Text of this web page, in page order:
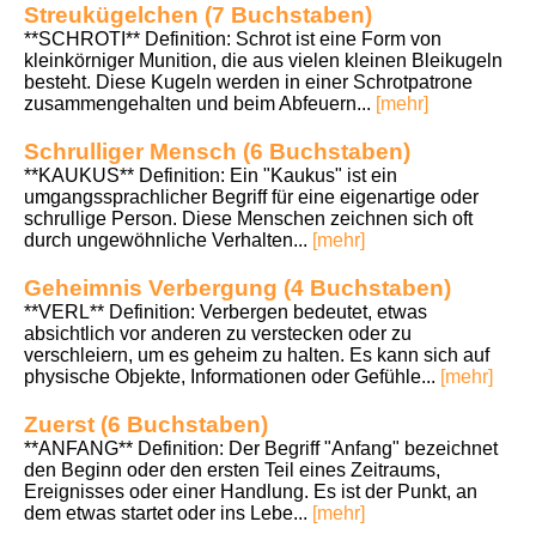
Streukügelchen (7 Buchstaben)
**SCHROTI** Definition: Schrot ist eine Form von
kleinkörniger Munition, die aus vielen kleinen Bleikugeln
besteht. Diese Kugeln werden in einer Schrotpatrone
zusammengehalten und beim Abfeuern... [mehr]
Schrulliger Mensch (6 Buchstaben)
**KAUKUS** Definition: Ein "Kaukus" ist ein
umgangssprachlicher Begriff für eine eigenartige oder
schrullige Person. Diese Menschen zeichnen sich oft
durch ungewöhnliche Verhalten... [mehr]
Geheimnis Verbergung (4 Buchstaben)
**VERL** Definition: Verbergen bedeutet, etwas
absichtlich vor anderen zu verstecken oder zu
verschleiern, um es geheim zu halten. Es kann sich auf
physische Objekte, Informationen oder Gefühle... [mehr]
Zuerst (6 Buchstaben)
**ANFANG** Definition: Der Begriff "Anfang" bezeichnet
den Beginn oder den ersten Teil eines Zeitraums,
Ereignisses oder einer Handlung. Es ist der Punkt, an
dem etwas startet oder ins Lebe... [mehr]